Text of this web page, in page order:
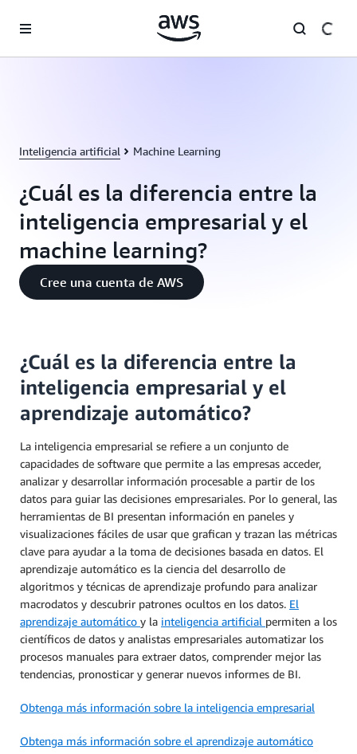
Inteligencia artificial Machine Learning
¿Cuál es la diferencia entre la
inteligencia empresarial y el
machine learning?
Cree una cuenta de AWS
¿Cuál es la diferencia entre la
inteligencia empresarial y el
aprendizaje automático?
La inteligencia empresarial se refiere a un conjunto de
capacidades de software que permite a las empresas acceder,
analizar y desarrollar información procesable a partir de los
datos para guiar las decisiones empresariales. Por lo general, las
herramientas de BI presentan información en paneles y
visualizaciones fáciles de usar que grafican y trazan las métricas
clave para ayudar a la toma de decisiones basada en datos. El
aprendizaje automático es la ciencia del desarrollo de
algoritmos y técnicas de aprendizaje profundo para analizar
macrodatos y descubrir patrones ocultos en los datos. El
aprendizaje automático y la inteligencia artificial permiten a los
científicos de datos y analistas empresariales automatizar los
procesos manuales para extraer datos, comprender mejor las
tendencias, pronosticar y generar nuevos informes de BI.
Obtenga más información sobre la inteligencia empresarial
Obtenga más información sobre el aprendizaje automático